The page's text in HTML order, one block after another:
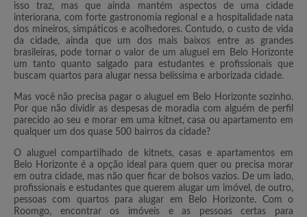
isso traz, mas que ainda mantém aspectos de uma cidade
interiorana, com forte gastronomia regional e a hospitalidade nata
dos mineiros, simpáticos e acolhedores. Contudo, o custo de vida
da cidade, ainda que um dos mais baixos entre as grandes
brasileiras, pode tornar o valor de um aluguel em Belo Horizonte
um tanto quanto salgado para estudantes e profissionais que
buscam quartos para alugar nessa belíssima e arborizada cidade.
Mas você não precisa pagar o aluguel em Belo Horizonte sozinho.
Por que não dividir as despesas de moradia com alguém de perfil
parecido ao seu e morar em uma kitnet, casa ou apartamento em
qualquer um dos quase 500 bairros da cidade?
O aluguel compartilhado de kitnets, casas e apartamentos em
Belo Horizonte é a opção ideal para quem quer ou precisa morar
em outra cidade, mas não quer ficar de bolsos vazios. De um lado,
profissionais e estudantes que querem alugar um imóvel, de outro,
pessoas com quartos para alugar em Belo Horizonte. Com o
Roomgo, encontrar os imóveis e as pessoas certas para